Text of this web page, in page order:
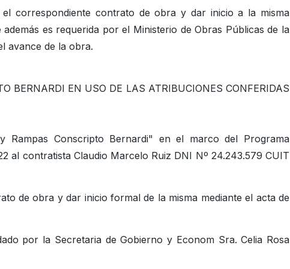
correspondiente contrato de obra y dar inicio a la misma
es requerida por el Ministerio de Obras Públicas de la
avance de la obra.
BERNARDI EN USO DE LAS ATRIBUCIONES CONFERIDAS
Rampas Conscripto Bernardi" en el marco del Programa
al contratista Claudio Marcelo Ruiz DNI Nº 24.243.579 CUIT
de obra y dar inicio formal de la misma mediante el acta de
por la Secretaria de Gobierno y Econom Sra. Celia Rosa